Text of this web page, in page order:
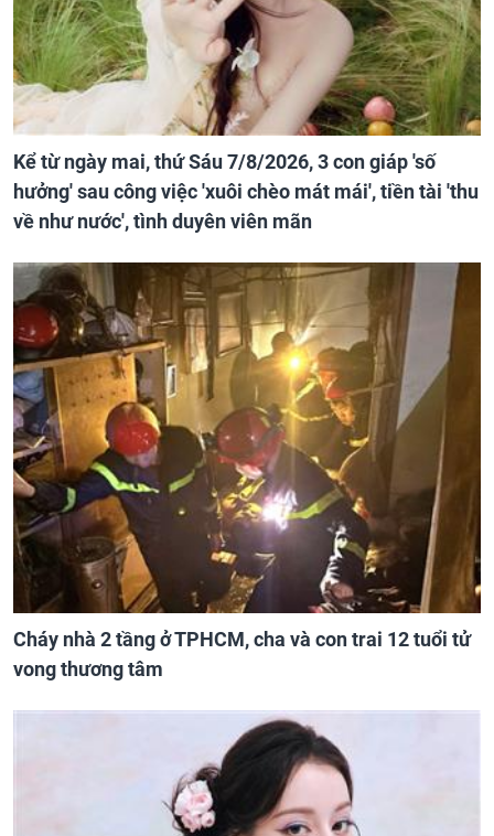
Kể từ ngày mai, thứ Sáu 7/8/2026, 3 con giáp 'số
hưởng' sau công việc 'xuôi chèo mát mái', tiền tài 'thu
về như nước', tình duyên viên mãn
Cháy nhà 2 tầng ở TPHCM, cha và con trai 12 tuổi tử
vong thương tâm